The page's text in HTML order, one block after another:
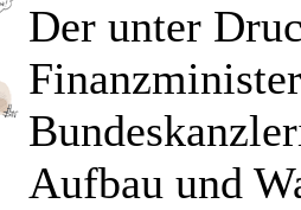
Der unter
Aufbau und